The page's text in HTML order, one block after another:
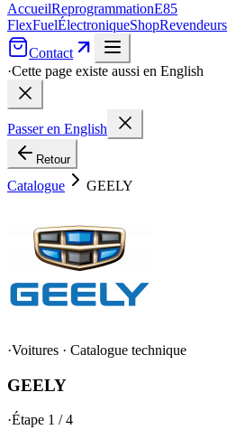
AccueilReprogrammationE85
FlexFuelÉlectroniqueShop
Contact
·Cette page existe aussi en English
Passer en English
Retour
Catalogue GEELY
·Voitures · Catalogue technique
GEELY
·Étape 1 / 4